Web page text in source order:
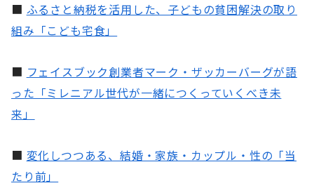
■ ふるさと納税を活用した、子どもの貧困解決の取り
組み「こども宅食」
■ フェイスブック創業者マーク・ザッカーバーグが語
った「ミレニアル世代が一緒につくっていくべき未
来」
■ 変化しつつある、結婚・家族・カップル・性の「当
たり前」